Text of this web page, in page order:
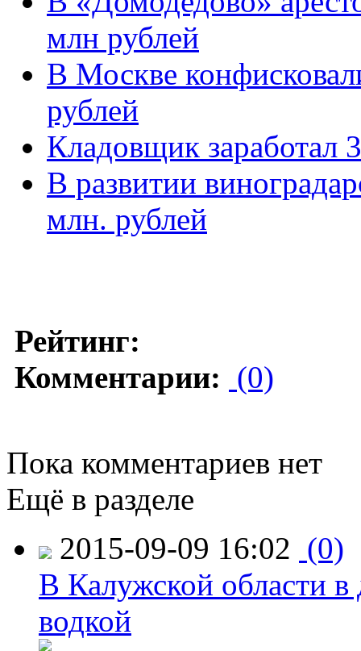
млн рублей
В Москве
рублей
Кладовщик заработал
В развитии
млн. рублей
Рейтинг:
Комментарии: (0)
Пока комментариев нет
Ещё в разделе
2015-09-09 16:02 (0)
В Калужской области в
водкой